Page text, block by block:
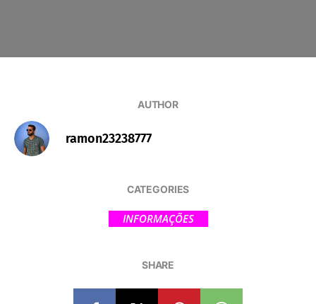
AUTHOR
ramon23238777
CATEGORIES
INFORMAÇÕES
SHARE